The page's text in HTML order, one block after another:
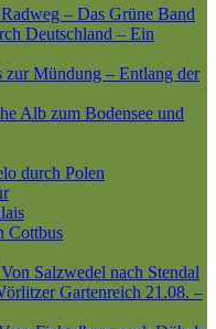
– Das Grüne Band
Deutschland – Ein
zur Mündung – Entlang der
Alb zum Bodensee und
durch Polen
Cottbus
Salzwedel nach Stendal
Gartenreich 21.08. –